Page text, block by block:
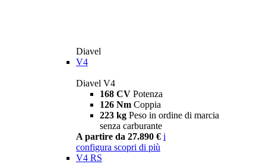
Diavel
V4
Diavel V4
168 CV Potenza
126 Nm Coppia
223 kg Peso in ordine di marcia
senza carburante
A partire da 27.890 € i
configura scopri di più
V4 RS